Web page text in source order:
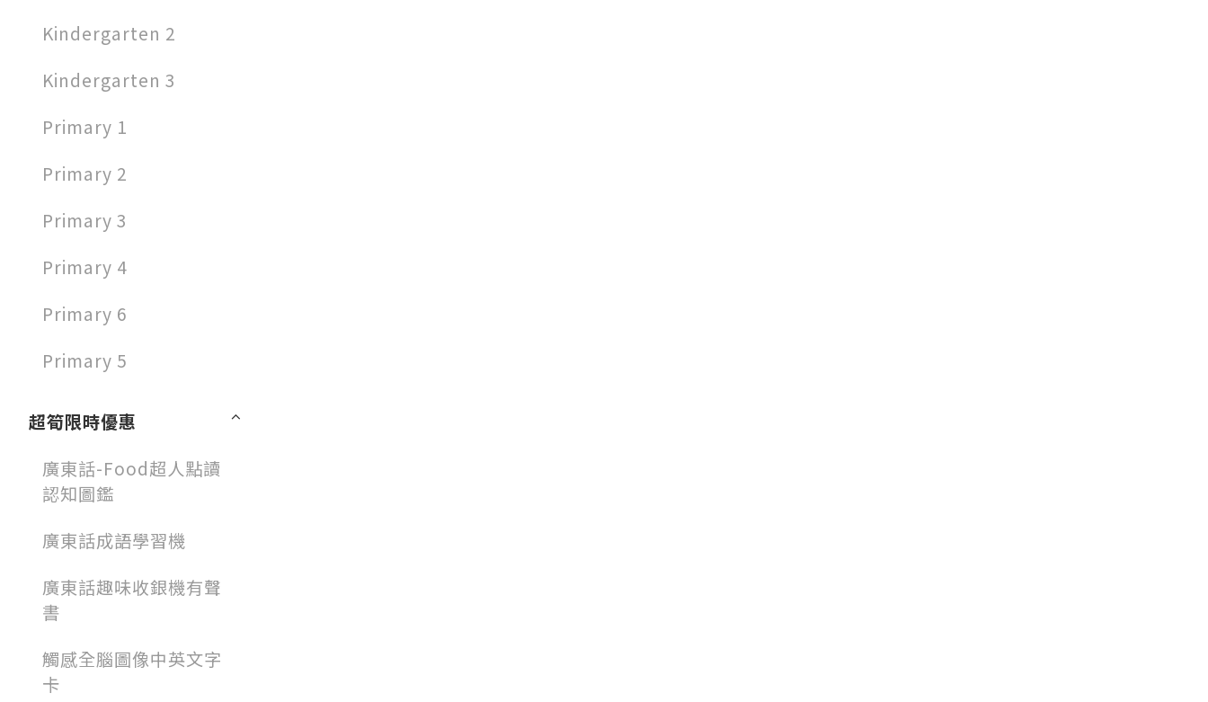
Kindergarten 2
Kindergarten 3
Primary 1
Primary 2
Primary 3
Primary 4
Primary 6
Primary 5
超筍限時優惠
廣東話-Food超人點讀
認知圖鑑
廣東話成語學習機
廣東話趣味收銀機有聲
書
觸感全腦圖像中英文字
卡